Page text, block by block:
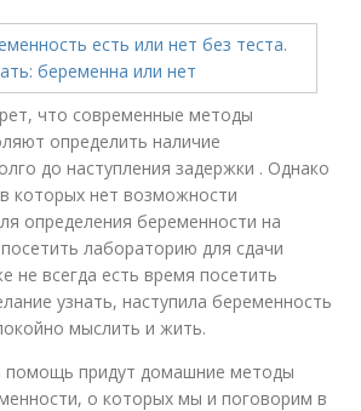
что современные методы
определить наличие
до наступления задержки . Однако
которых нет возможности
определения беременности на
лабораторию для сдачи
не всегда есть время посетить
узнать, наступила беременность
мыслить и жить.
помощь придут домашние методы
о которых мы и поговорим в